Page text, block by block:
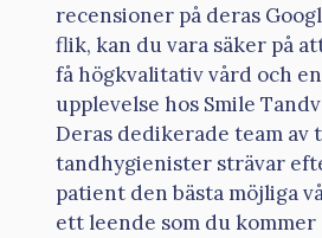
recensioner på deras
flik, kan du vara säker på
få högkvalitativ vård och
upplevelse hos Smile
Deras dedikerade team av
tandhygienister strävar
patient den bästa möjliga
ett leende som du